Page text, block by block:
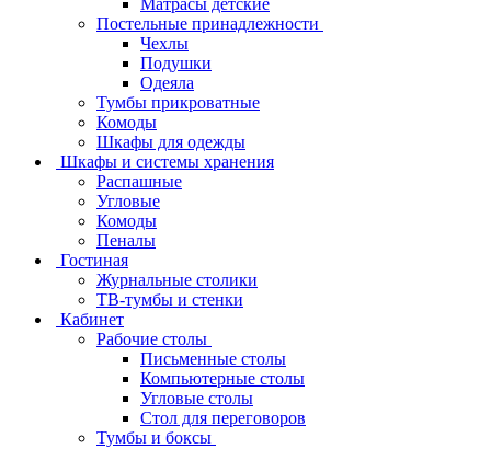
Постельные принадлежности
Чехлы
Подушки
Одеяла
Тумбы прикроватные
Комоды
Шкафы для одежды
Шкафы и системы хранения
Распашные
Угловые
Комоды
Пеналы
Гостиная
Журнальные столики
ТВ‑тумбы и стенки
Кабинет
Рабочие столы
Письменные столы
Компьютерные столы
Угловые столы
Стол для переговоров
Тумбы и боксы